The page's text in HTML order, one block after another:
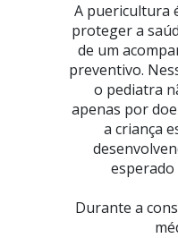
A puericultura
proteger a
de um
preventivo.
o pediatra
apenas por
a criança
esperado
Durante a